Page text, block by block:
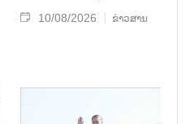
10/08/2026 ຂ່າວສານ